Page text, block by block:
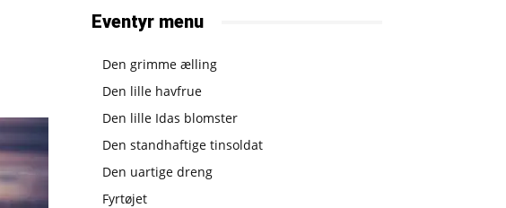
Eventyr menu
Den grimme ælling
Den lille havfrue
Den lille Idas blomster
Den standhaftige tinsoldat
Den uartige dreng
Fyrtøjet